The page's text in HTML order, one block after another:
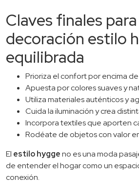
Claves finales
decoración estilo
equilibrada
Prioriza el confort por encima
Apuesta por colores suaves y
Utiliza materiales auténticos y
Cuida la iluminación y crea
Incorpora textiles que aporten
Rodéate de objetos con valor
El estilo hyggeno es una moda
de entender el hogar como un
conexión.